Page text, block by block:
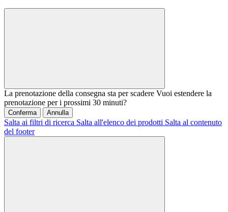
La prenotazione della consegna sta per scadere Vuoi estendere la
prenotazione per i prossimi 30 minuti?
Conferma Annulla
Salta ai filtri di ricerca Salta all'elenco dei prodotti Salta al contenuto
del footer